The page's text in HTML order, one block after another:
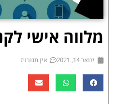
מלווה אישי
ינואר 14, 2021 אין תגובות